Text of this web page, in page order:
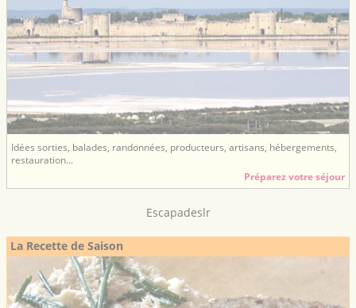
Idées sorties, balades, randonnées, producteurs, artisans, hébergements,
restauration...
Préparez votre séjour
Escapadeslr
La Recette de Saison